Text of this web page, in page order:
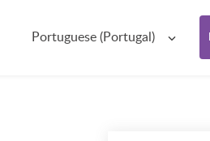
Portuguese (Portugal)